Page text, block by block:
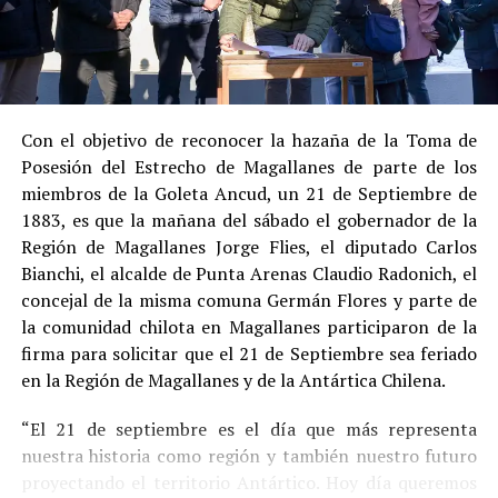
Suconducta anterior irreprochable , al no
registrar antecedentes penales previos.
Estas circunstancias jurídicas, sumadas al
procedimiento abreviado, redujeron la posibilidad de un
cumplimiento efectivo en recinto penitenciario.
Indemnización a la víctima y nueva investigación
por ocultamiento de bienes
En el ámbito civil, elJuzgado de Letras de Castrodictó
enseptiembre de 2023una sentencia que obliga a
Pedro Montecinos apagar una indemnización total de
$120 millonespor concepto de daño moral:
$80 millonesa favor de la víctima.
$40 millonesa favor de su madre.
Sin embargo, la Fiscalía abrió una nueva línea
Con el objetivo de reconocer la hazaña de la Toma de
Posesión del Estrecho de Magallanes de parte de los
miembros de la Goleta Ancud, un 21 de Septiembre de
1883, es que la mañana del sábado el gobernador de la
Región de Magallanes Jorge Flies, el diputado Carlos
Bianchi, el alcalde de Punta Arenas Claudio Radonich, el
concejal de la misma comuna Germán Flores y parte de
la comunidad chilota en Magallanes participaron de la
firma para solicitar que el 21 de Septiembre sea feriado
en la Región de Magallanes y de la Antártica Chilena.
“El 21 de septiembre es el día que más representa
nuestra historia como región y también nuestro futuro
proyectando el territorio Antártico. Hoy día queremos